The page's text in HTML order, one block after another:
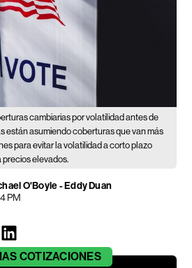
cambiarias por volatilidad antes de
están asumiendo coberturas que van más
para evitar la volatilidad a corto plazo
precios elevados.
O'Boyle - Eddy Duan
PM
COTIZACIONES